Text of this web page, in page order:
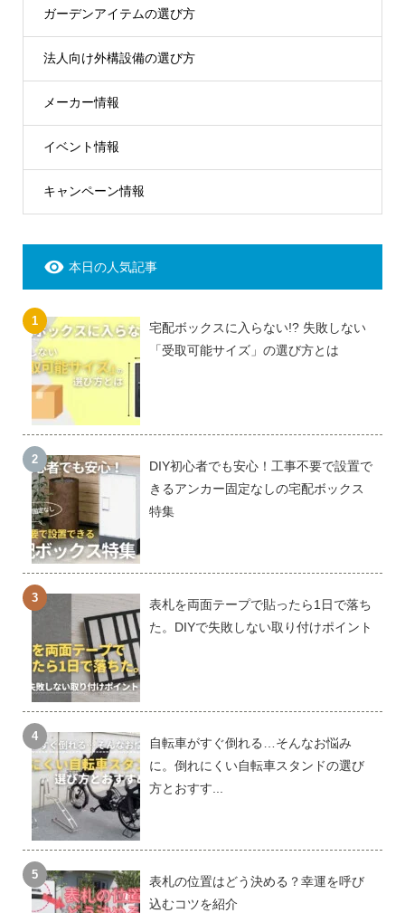
ガーデンアイテムの選び方
法人向け外構設備の選び方
メーカー情報
イベント情報
キャンペーン情報
本日の人気記事
宅配ボックスに入らない!? 失敗しない
「受取可能サイズ」の選び方とは
DIY初心者でも安心！工事不要で設置で
きるアンカー固定なしの宅配ボックス
特集
表札を両面テープで貼ったら1日で落ち
た。DIYで失敗しない取り付けポイント
自転車がすぐ倒れる…そんなお悩み
に。倒れにくい自転車スタンドの選び
方とおすす...
表札の位置はどう決める？幸運を呼び
込むコツを紹介